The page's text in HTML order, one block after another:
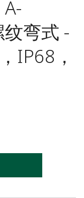
弯式 -
IP68，